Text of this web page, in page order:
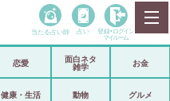
政治
当たる占い師 占い 登録• ログイン
マイルーム
恋愛
面白ネタ
雑学
お金
健康・生活 動物 グルメ